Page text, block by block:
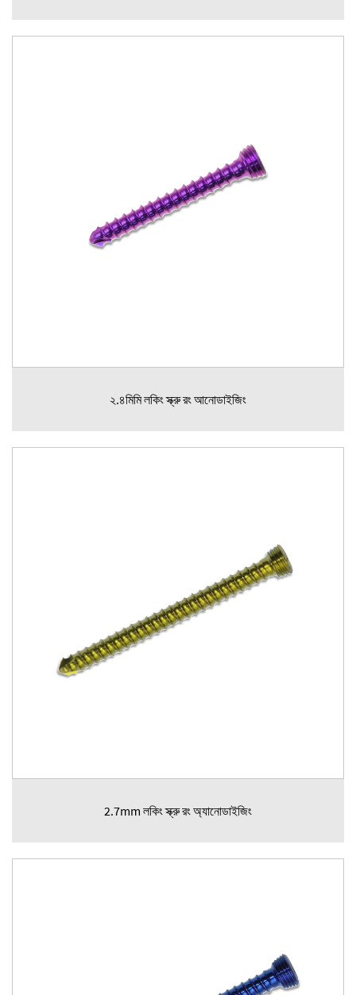
২.৪মিমি লকিং স্ক্রু রং আনোডাইজিং
2.7mm লকিং স্ক্রু রং অ্যানোডাইজিং